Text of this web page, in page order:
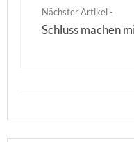
Nächster Artikel -
Schluss machen